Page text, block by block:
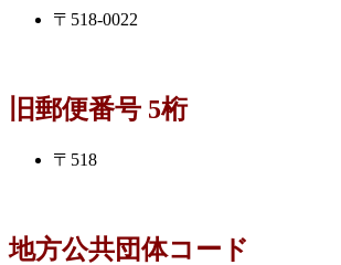
〒518-0022
旧郵便番号 5桁
〒518
地方公共団体コード